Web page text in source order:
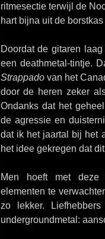
ritmesectie terwijl de
hart bijna uit de
Doordat de gitaren
een deathmetal-tintje.
Strappadovan het
door de heren zeker
Ondanks dat het
de agressie en
dat ik het jaartal bij het
het idee gekregen dat
Men hoeft met deze
elementen te
zo lekker.
undergroundmetal: